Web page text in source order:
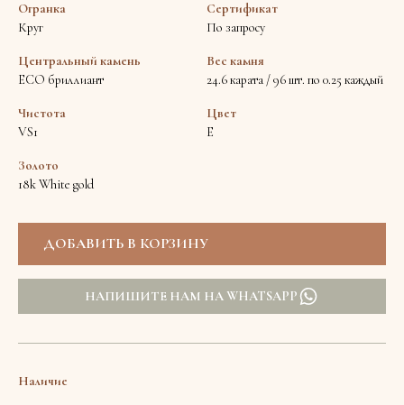
Огранка
Круг
Сертификат
По запросу
Центральный камень
ECO бриллиант
Вес камня
24.6 карата / 96 шт. по 0.25 каждый
Чистота
VS1
Цвет
E
Золото
18k White gold
НАПИШИТЕ НАМ НА WHATSAPP
Наличие